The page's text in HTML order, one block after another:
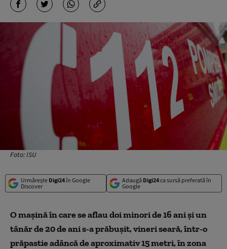
Foto: ISU
Urmărește Digi24în Google
Discover
Adaugă Digi24ca sursă preferată în
Google
O mașină în care se aflau doi minori de 16 ani și un
tânăr de 20 de ani s-a prăbușit, vineri seară, într-o
prăpastie adâncă de aproximativ 15 metri, în zona